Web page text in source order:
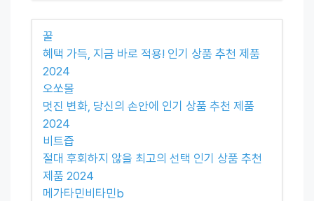
꿀
혜택 가득, 지금 바로 적용! 인기 상품 추천 제품
2024
오쏘몰
멋진 변화, 당신의 손안에 인기 상품 추천 제품
2024
비트즙
절대 후회하지 않을 최고의 선택 인기 상품 추천
제품 2024
메가타민비타민b